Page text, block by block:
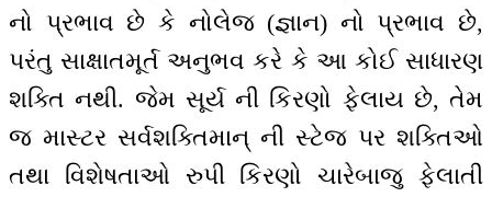
નો પ્રભાવ છે કે નોલેજ (જ્ઞાન) નો પ્રભાવ છે,
પરંતુ સાક્ષાતમૂર્ત અનુભવ કરે કે આ કોઈ સાધારણ
શક્તિ નથી. જેમ સૂર્ય ની કિરણો ફેલાય છે, તેમ
જ માસ્ટર સર્વશક્તિમાન્ ની સ્ટેજ પર શક્તિઓ
તથા વિશેષતાઓ રુપી કિરણો ચારેબાજુ ફેલાતી